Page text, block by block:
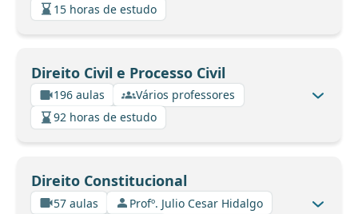
15 horas de estudo
Direito Civil e Processo Civil
196 aulas
Vários professores
92 horas de estudo
Direito Constitucional
57 aulas
Profº. Julio Cesar Hidalgo